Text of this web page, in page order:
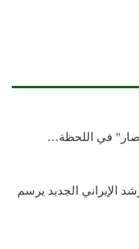
في اللحظة…
الإيراني الجديد يرسم